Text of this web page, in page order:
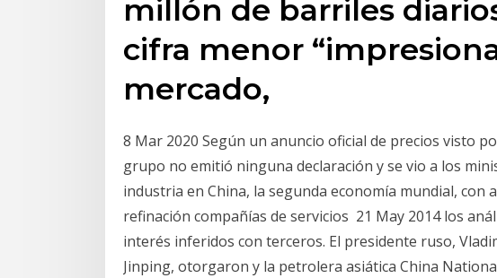
millón de barriles
cifra menor
mercado,
8 Mar 2020 Según un anuncio oficial de precios visto
grupo no emitió ninguna declaración y se vio a los
industria en China, la segunda economía mundial,
refinación compañías de servicios 21 May 2014 los
interés inferidos con terceros. El presidente ruso,
Jinping, otorgaron y la petrolera asiática China